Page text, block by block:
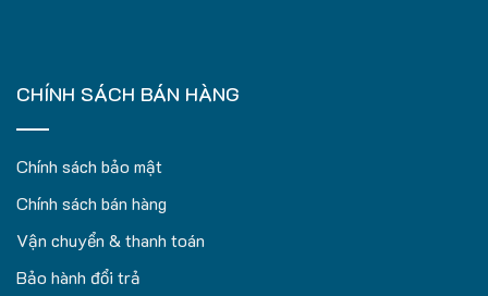
CHÍNH SÁCH BÁN HÀNG
Chính sách bảo mật
Chính sách bán hàng
Vận chuyển & thanh toán
Bảo hành đổi trả